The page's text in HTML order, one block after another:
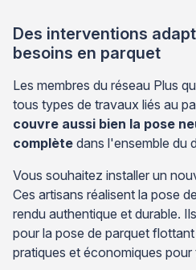
Des interventions
besoins en parquet
Les membres du réseau Plus
tous types de travaux liés au
couvre aussi bien la pose
complète dans l'ensemble du
Vous souhaitez installer un
Ces artisans réalisent la pose
rendu authentique et durable.
pour la pose de parquet
pratiques et économiques pour